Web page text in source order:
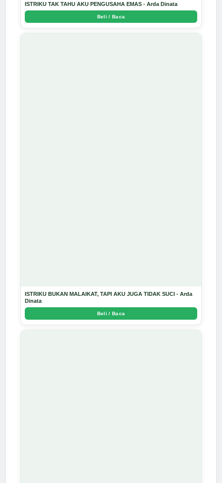
ISTRIKU TAK TAHU AKU PENGUSAHA EMAS - Arda Dinata
Beli / Baca
ISTRIKU BUKAN MALAIKAT, TAPI AKU JUGA TIDAK SUCI - Arda
Dinata
Beli / Baca